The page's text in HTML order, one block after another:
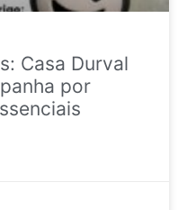
Casa Durval
por